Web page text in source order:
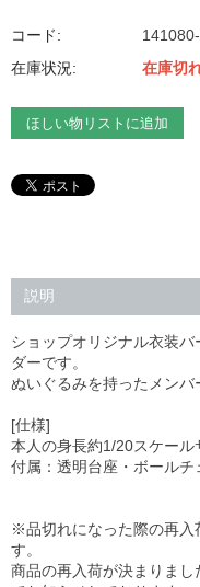
コード:
在庫状況:
在庫切
ほしい物リストに追加
説明
ショップオリジナル衣装
ダーです。
ぬいぐるみを持ったメンバ
[仕様]
本人の身長約1/20スケール
付属：透明台座・ボールチ
※品切れになった際の再入
す。
商品の再入荷が決まりまし